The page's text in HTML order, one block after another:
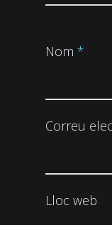
Nom *
Correu
Lloc web